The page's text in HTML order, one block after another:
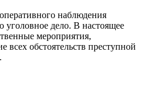
наблюдения
уголовное дело. В настоящее
мероприятия,
всех обстоятельств преступной